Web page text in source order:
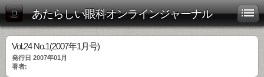
あたらしい眼科オンラインジャーナル
Vol.24 No.1(2007年1月号)
発行日 2007年01月
著者: